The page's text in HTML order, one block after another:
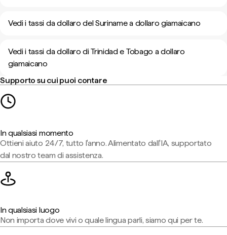
Vedi i tassi da dollaro del Suriname a dollaro giamaicano
Vedi i tassi da dollaro di Trinidad e Tobago a dollaro
giamaicano
Supporto su cui puoi contare
In qualsiasi momento
Ottieni aiuto 24/7, tutto l'anno. Alimentato dall'IA, supportato
dal nostro team di assistenza.
In qualsiasi luogo
Non importa dove vivi o quale lingua parli, siamo qui per te.